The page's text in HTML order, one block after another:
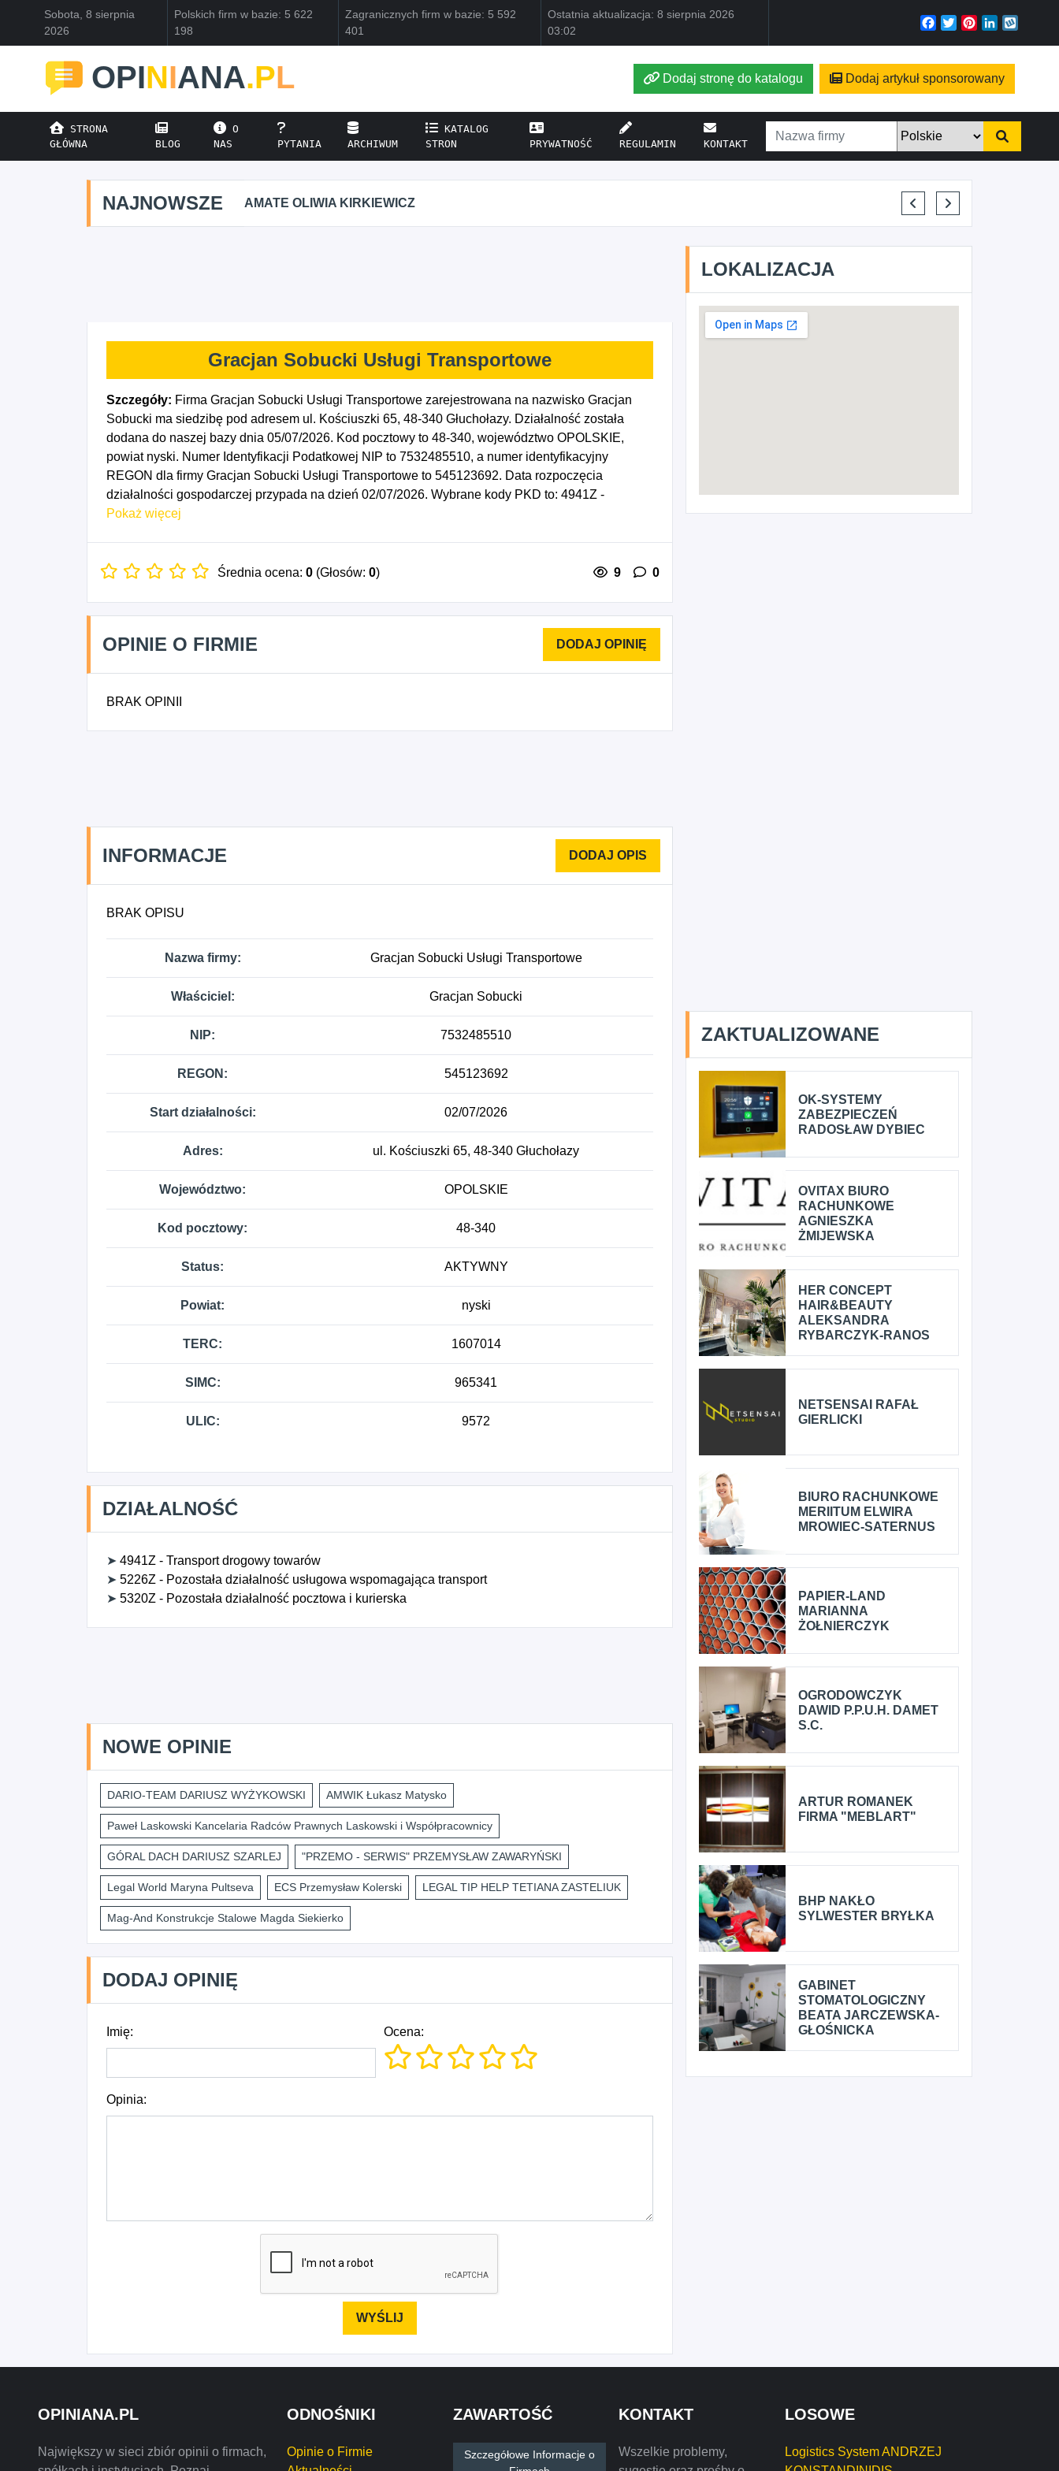
Sobota, 8 sierpnia
2026
Polskich firm w bazie: 5 622
198
Zagranicznych firm w bazie: 5 592
401
Ostatnia aktualizacja: 8 sierpnia 2026
03:02
Facebook
TwitterPinterest
LinkedIn
OPINIANA.PL Dodaj stronę do katalogu Dodaj artykuł sponsorowany
STRONA
GŁÓWNA
BLOG
O
NAS
PYTANIA ARCHIWUM
KATALOG
STRON
PRYWATNOŚĆ REGULAMIN KONTAKT
NAJNOWSZE AMATE OLIWIA KIRKIEWICZ KAJU BUS JUSTYNA
Gracjan Sobucki Usługi Transportowe
Szczegóły: Firma Gracjan Sobucki Usługi Transportowe zarejestrowana na nazwisko Gracjan
Sobucki ma siedzibę pod adresem ul. Kościuszki 65, 48-340 Głuchołazy. Działalność została
dodana do naszej bazy dnia 05/07/2026. Kod pocztowy to 48-340, województwo OPOLSKIE,
powiat nyski. Numer Identyfikacji Podatkowej NIP to 7532485510, a numer identyfikacyjny
REGON dla firmy Gracjan Sobucki Usługi Transportowe to 545123692. Data rozpoczęcia
działalności gospodarczej przypada na dzień 02/07/2026. Wybrane kody PKD to: 4941Z -
Transport drogowy towarów, 5226Z - Pozostała działalność usługowa wspomagająca transport,
Pokaż więcej
Średnia ocena: 0 (Głosów: 0) 9 0
OPINIE O FIRMIE
BRAK OPINII
INFORMACJE
BRAK OPISU
Nazwa firmy: Gracjan Sobucki Usługi Transportowe
Właściciel: Gracjan Sobucki
NIP: 7532485510
REGON: 545123692
Start działalności: 02/07/2026
Adres: ul. Kościuszki 65, 48-340 Głuchołazy
Województwo: OPOLSKIE
Kod pocztowy: 48-340
Status: AKTYWNY
Powiat: nyski
TERC: 1607014
SIMC: 965341
ULIC: 9572
DZIAŁALNOŚĆ
➤ 4941Z - Transport drogowy towarów
➤ 5226Z - Pozostała działalność usługowa wspomagająca transport
➤ 5320Z - Pozostała działalność pocztowa i kurierska
NOWE OPINIE
DARIO-TEAM DARIUSZ WYŻYKOWSKI AMWIK Łukasz Matysko
Paweł Laskowski Kancelaria Radców Prawnych Laskowski i Współpracownicy
GÓRAL DACH DARIUSZ SZARLEJ "PRZEMO - SERWIS" PRZEMYSŁAW ZAWARYŃSKI
Legal World Maryna Pultseva ECS Przemysław Kolerski LEGAL TIP HELP TETIANA ZASTELIUK
Mag-And Konstrukcje Stalowe Magda Siekierko
DODAJ OPINIĘ
Imię: Ocena:
Opinia:
LOKALIZACJA
ZAKTUALIZOWANE
OK-SYSTEMY
ZABEZPIECZEŃ
RADOSŁAW DYBIEC
OVITAX BIURO
RACHUNKOWE
AGNIESZKA
ŻMIJEWSKA
HER CONCEPT
HAIR&BEAUTY
ALEKSANDRA
RYBARCZYK-RANOS
NETSENSAI RAFAŁ
GIERLICKI
BIURO RACHUNKOWE
MERIITUM ELWIRA
MROWIEC-SATERNUS
PAPIER-LAND
MARIANNA
ŻOŁNIERCZYK
OGRODOWCZYK
DAWID P.P.U.H. DAMET
S.C.
ARTUR ROMANEK
FIRMA "MEBLART"
BHP NAKŁO
SYLWESTER BRYŁKA
GABINET
STOMATOLOGICZNY
BEATA JARCZEWSKA-
GŁOŚNICKA
OPINIANA.PL
Największy w sieci zbiór opinii o firmach,
ODNOŚNIKI
Opinie o Firmie
ZAWARTOŚĆ
Szczegółowe Informacje o
KONTAKT
Wszelkie problemy,
LOSOWE
Logistics System ANDRZEJ